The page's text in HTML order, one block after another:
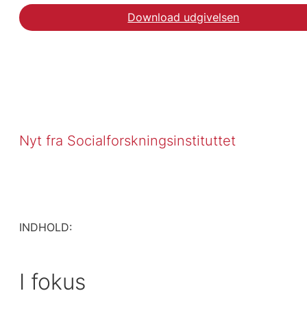
Download udgivelsen
Nyt fra Socialforskningsinstituttet
INDHOLD:
I fokus